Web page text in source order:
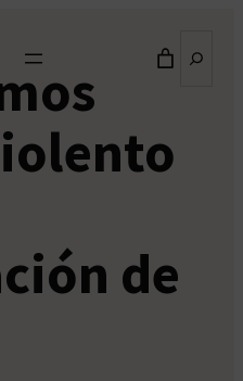
de